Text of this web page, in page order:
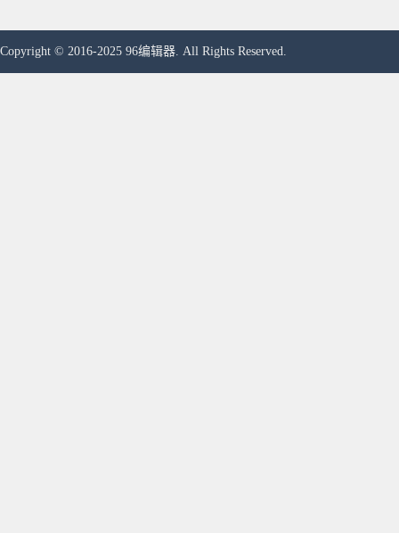
Copyright © 2016-2025 96编辑器. All Rights Reserved.